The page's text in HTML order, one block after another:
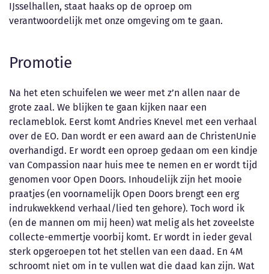
IJsselhallen, staat haaks op de oproep om
verantwoordelijk met onze omgeving om te gaan.
Promotie
Na het eten schuifelen we weer met z’n allen naar de
grote zaal. We blijken te gaan kijken naar een
reclameblok. Eerst komt Andries Knevel met een verhaal
over de EO. Dan wordt er een award aan de ChristenUnie
overhandigd. Er wordt een oproep gedaan om een kindje
van Compassion naar huis mee te nemen en er wordt tijd
genomen voor Open Doors. Inhoudelijk zijn het mooie
praatjes (en voornamelijk Open Doors brengt een erg
indrukwekkend verhaal/lied ten gehore). Toch word ik
(en de mannen om mij heen) wat melig als het zoveelste
collecte-emmertje voorbij komt. Er wordt in ieder geval
sterk opgeroepen tot het stellen van een daad. En 4M
schroomt niet om in te vullen wat die daad kan zijn. Wat